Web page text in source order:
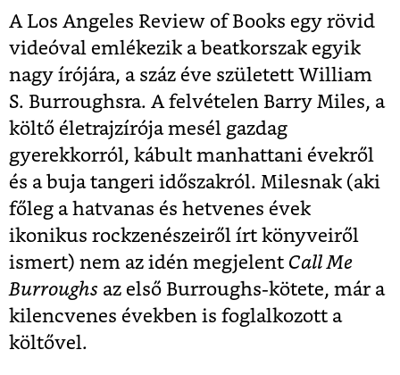
A Los Angeles Review of Books egy rövid
videóval emlékezik a beatkorszak egyik
nagy írójára, a száz éve született William
S. Burroughsra. A felvételen Barry Miles, a
költő életrajzírója mesél gazdag
gyerekkorról, kábult manhattani évekről
és a buja tangeri időszakról. Milesnak (aki
főleg a hatvanas és hetvenes évek
ikonikus rockzenészeiről írt könyveiről
ismert) nem az idén megjelent Call Me
Burroughs az első Burroughs-kötete, már a
kilencvenes években is foglalkozott a
költővel.